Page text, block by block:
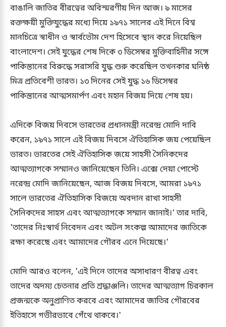
বাঙালি জাতির বীরত্বের অবিস্মরণীয় দিন আজ। ৯ মাসের
রক্তক্ষয়ী মুক্তিযুদ্ধের মধ্যে দিয়ে ১৯৭১ সালের এই দিনে বিশ্ব
মানচিত্রে স্বাধীন ও স্বার্বভৌম দেশ হিসেবে স্থান করে নিয়েছিল
বাংলাদেশ। সেই যুদ্ধের শেষ দিকে ৩ ডিসেম্বর মুক্তিবাহিনীর সঙ্গে
পাকিস্তানের বিরুদ্ধে সরাসরি যুদ্ধ শুরু করেছিল তখনকার ঘনিষ্ঠ
মিত্র প্রতিবেশী ভারত। ১৩ দিনের সেই যুদ্ধ ১৬ ডিসেম্বর
পাকিস্তানের আত্মসমার্পণ এবং মহান বিজয় দিয়ে শেষ হয়।
এদিকে বিজয় দিবসে ভারতের প্রধানমন্ত্রী নরেন্দ্র মোদি দাবি
করেন, ১৯৭১ সালে এই বিজয় দিবসে ঐতিহাসিক জয় পেয়েছিল
ভারত। ভারতের সেই ঐতিহাসিক জয়ে সাহসী সৈনিকদের
আত্মত্যাগকে সম্মানও জানিয়েছেন তিনি। এক্সে দেয়া পোস্টে
নরেন্দ্র মোদি জানিয়েছেন, আজ বিজয় দিবসে, আমরা ১৯৭১
সালে ভারতের ঐতিহাসিক বিজয়ে অবদান রাখা সাহসী
সৈনিকদের সাহস এবং আত্মত্যাগকে সম্মান জানাই।' তার দাবি,
'তাদের নিঃস্বার্থ নিবেদন এবং অটল সংকল্প আমাদের জাতিকে
রক্ষা করেছে এবং আমাদের গৌরব এনে দিয়েছে।'
মোদি আরও বলেন, 'এই দিনে তাদের অসাধারণ বীরত্ব এবং
তাদের অদম্য চেতনার প্রতি শ্রদ্ধাঞ্জলি। তাদের আত্মত্যাগ চিরকাল
প্রজন্মকে অনুপ্রাণিত করবে এবং আমাদের জাতির গৌরবের
ইতিহাসে গভীরভাবে গেঁথে থাকবে।'